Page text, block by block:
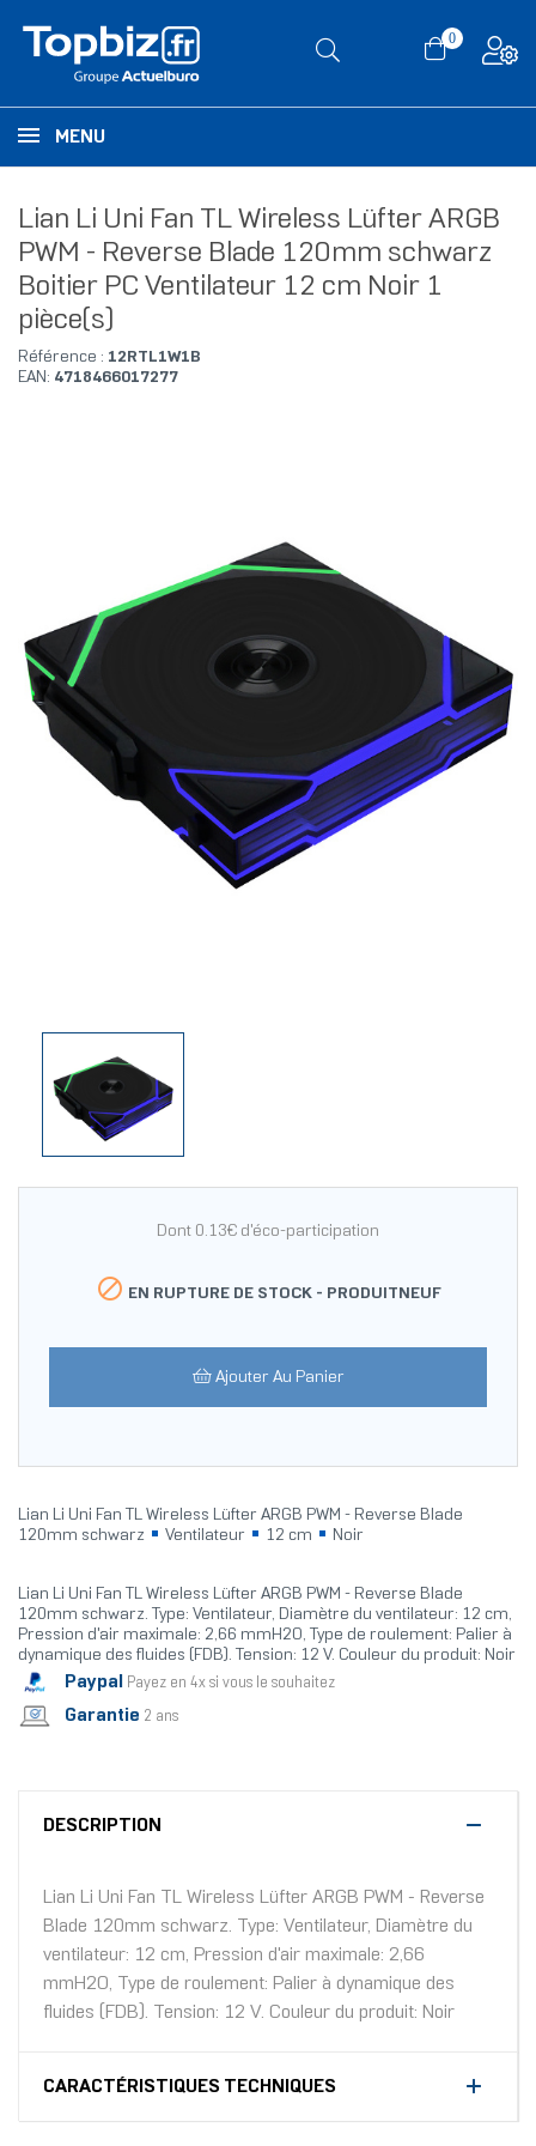
0
MENU
Lian Li Uni Fan TL Wireless Lüfter ARGB
PWM - Reverse Blade 120mm schwarz
Boitier PC Ventilateur 12 cm Noir 1
pièce(s)
Référence : 12RTL1W1B
EAN: 4718466017277
Dont 0.13€ d'éco-participation
 EN RUPTURE DE STOCK - PRODUITNEUF
Ajouter Au Panier
Lian Li Uni Fan TL Wireless Lüfter ARGB PWM - Reverse Blade
120mm schwarz
Ventilateur 12 cm Noir
Lian Li Uni Fan TL Wireless Lüfter ARGB PWM - Reverse Blade
120mm schwarz. Type: Ventilateur, Diamètre du ventilateur: 12 cm,
Pression d'air maximale: 2,66 mmH2O, Type de roulement: Palier à
dynamique des fluides (FDB). Tension: 12 V. Couleur du produit: Noir
Paypal Payez en 4x si vous le souhaitez
Garantie 2 ans
DESCRIPTION
Lian Li Uni Fan TL Wireless Lüfter ARGB PWM - Reverse
Blade 120mm schwarz. Type: Ventilateur, Diamètre du
ventilateur: 12 cm, Pression d'air maximale: 2,66
mmH2O, Type de roulement: Palier à dynamique des
fluides (FDB). Tension: 12 V. Couleur du produit: Noir
CARACTÉRISTIQUES TECHNIQUES